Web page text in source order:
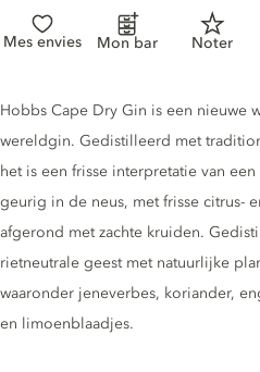
Mes envies Mon bar Noter
Gin description
Hobbs Cape Dry Gin is een nieuwe
wereldgin. Gedistilleerd met
het is een frisse interpretatie van
geurig in de neus, met frisse citrus-
afgerond met zachte kruiden.
rietneutrale geest met natuurlijke
waaronder jeneverbes, koriander,
en limoenblaadjes.